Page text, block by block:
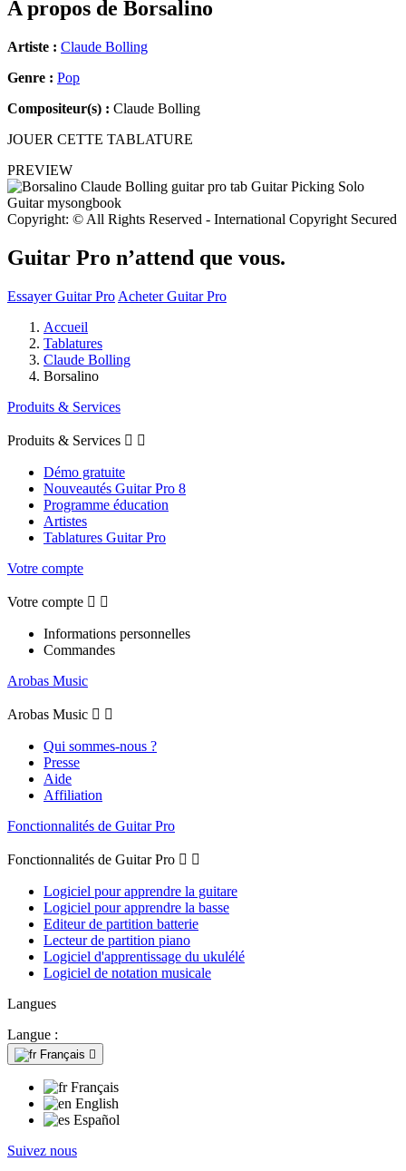
A propos de Borsalino
Artiste : Claude Bolling
Genre : Pop
Compositeur(s) : Claude Bolling
JOUER CETTE TABLATURE
PREVIEW
Copyright: © All Rights Reserved - International Copyright Secured
Guitar Pro n’attend que vous.
Essayer Guitar Pro Acheter Guitar Pro
Accueil
Tablatures
Claude Bolling
Borsalino
Produits & Services
Produits & Services  
Démo gratuite
Nouveautés Guitar Pro 8
Programme éducation
Artistes
Tablatures Guitar Pro
Votre compte
Votre compte  
Informations personnelles
Commandes
Arobas Music
Arobas Music  
Qui sommes-nous ?
Presse
Aide
Affiliation
Fonctionnalités de Guitar Pro
Fonctionnalités de Guitar Pro  
Logiciel pour apprendre la guitare
Logiciel pour apprendre la basse
Editeur de partition batterie
Lecteur de partition piano
Logiciel d'apprentissage du ukulélé
Logiciel de notation musicale
Langues
Langue :
Français 
Français
English
Español
Suivez nous